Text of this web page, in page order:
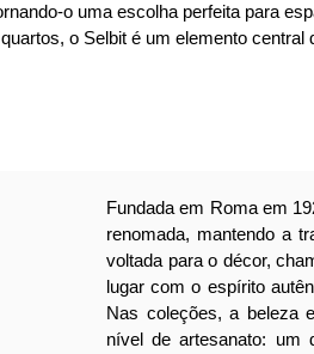
o uma escolha perfeita para
o Selbit é um elemento central
Fundada em Roma em
renomada, mantendo a
voltada para o décor,
lugar com o espírito
Nas coleções, a beleza
nível de artesanato: um